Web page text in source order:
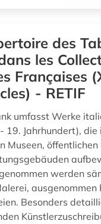
des
les
Françaises
- RETIF
umfasst Werke
19. Jahrhundert), die
Museen,
werden
ausgenommen
Besonders